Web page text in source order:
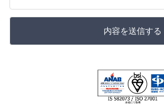
内容を送信する